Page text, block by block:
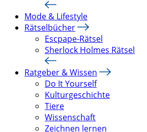
Mode & Lifestyle
Rätselbücher
Escpape-Rätsel
Sherlock Holmes Rätsel
Ratgeber & Wissen
Do It Yourself
Kulturgeschichte
Tiere
Wissenschaft
Zeichnen lernen